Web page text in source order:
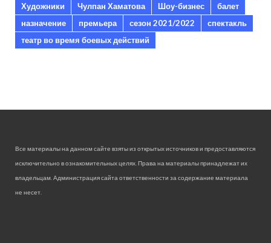
Художники
Чулпан Хаматова Шоу-бизнес
балет
назначение
премьера сезон 2021/2022
спектакль
театр во время боевых действий
Все материалы на данном сайте взяты из открытых источников и предоставляются
исключительно в ознакомительных целях. Права на материалы принадлежат их
владельцам. Администрация сайта ответственности за содержание материала
не несет.